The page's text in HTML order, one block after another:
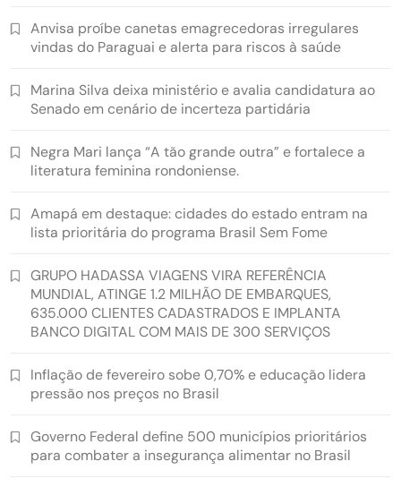
Anvisa proíbe canetas emagrecedoras irregulares
vindas do Paraguai e alerta para riscos à saúde
Marina Silva deixa ministério e avalia candidatura ao
Senado em cenário de incerteza partidária
Negra Mari lança “A tão grande outra” e fortalece a
literatura feminina rondoniense.
Amapá em destaque: cidades do estado entram na
lista prioritária do programa Brasil Sem Fome
GRUPO HADASSA VIAGENS VIRA REFERÊNCIA
MUNDIAL, ATINGE 1.2 MILHÃO DE EMBARQUES,
635.000 CLIENTES CADASTRADOS E IMPLANTA
BANCO DIGITAL COM MAIS DE 300 SERVIÇOS
Inflação de fevereiro sobe 0,70% e educação lidera
pressão nos preços no Brasil
Governo Federal define 500 municípios prioritários
para combater a insegurança alimentar no Brasil